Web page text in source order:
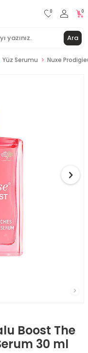
Ara
0 0
Yüz Serumu Nuxe
Boost The
30 ml